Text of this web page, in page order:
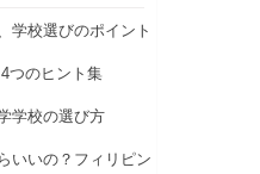
学校選びのポイント
つのヒント集
学校の選び方
いいの？フィリピン